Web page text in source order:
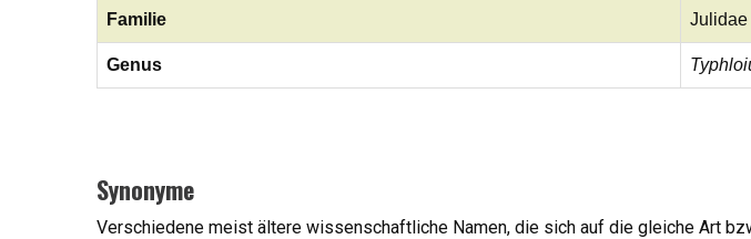
Familie Julidae
Genus
Synonyme
Verschiedene meist ältere wissenschaftliche Namen, die sich auf die gleiche Art